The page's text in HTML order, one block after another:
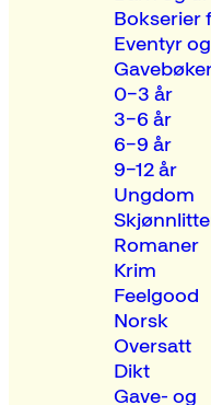
Bokserier
Eventyr og
0–3 år
3–6 år
6–9 år
9–12 år
Ungdom
Romaner
Krim
Feelgood
Norsk
Oversatt
Dikt
Gave- og